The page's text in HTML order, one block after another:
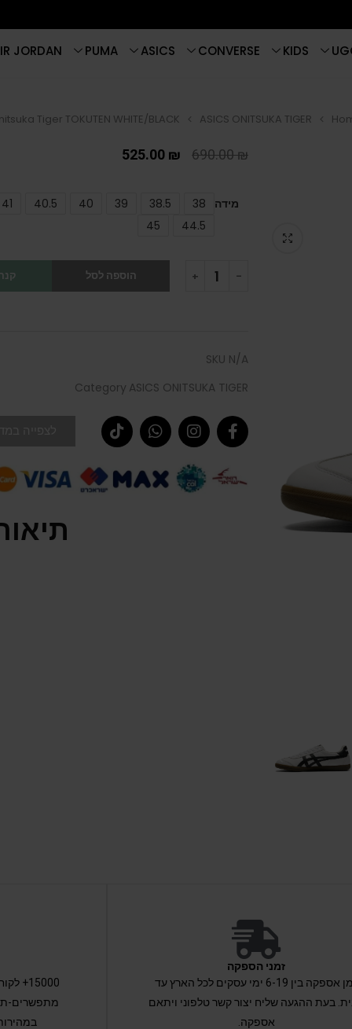
KIDS
CONVERSE
ASICS
PUMA
JORDAN
ASICS ONITSUKA TIGER
Tiger TOKUTEN WHITE/BLACK
690.00₪
525.00 ₪
מידה 38
38.5
39
40
40.5
41
44.5
45
הוספה לסל
SKU N/A
Category ASICS ONITSUKA TIGER
זמני הספקה
זמן אספקה בין 6-19 ימי עסקים לכל הארץ עד
בעת ההגעה שליח יצור קשר טלפוני ויתאם
אספקה.
מתפשרים-